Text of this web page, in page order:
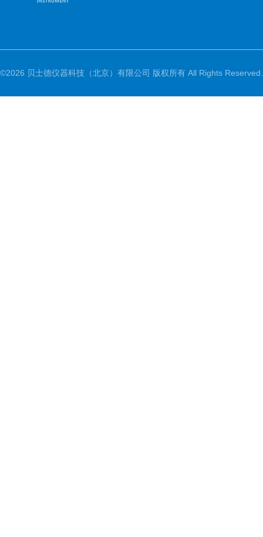
©2026 贝士德仪器科技（北京）有限公司 版权所有 All Rights Reserved.